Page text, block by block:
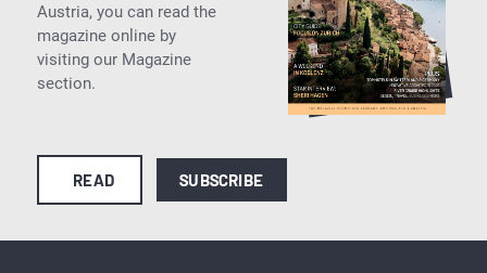
Austria, you can read the
magazine online by
visiting our Magazine
section.
READ SUBSCRIBE